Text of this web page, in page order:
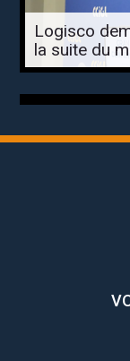
Logisco
la suite du